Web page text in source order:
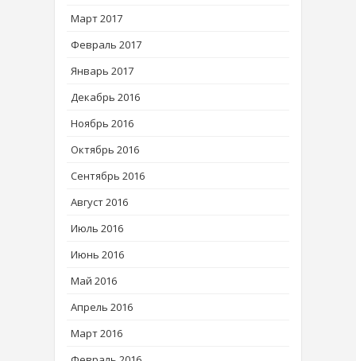
Март 2017
Февраль 2017
Январь 2017
Декабрь 2016
Ноябрь 2016
Октябрь 2016
Сентябрь 2016
Август 2016
Июль 2016
Июнь 2016
Май 2016
Апрель 2016
Март 2016